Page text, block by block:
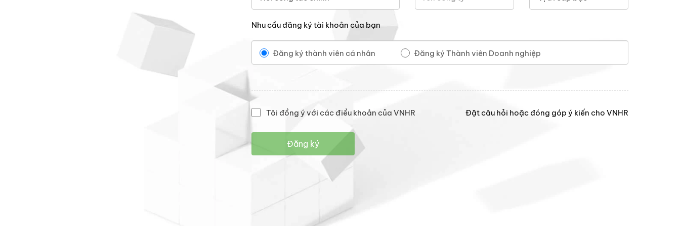
Nhu cầu đăng ký tài khoản của bạn
Đăng ký thành viên cá nhân Đăng ký Thành viên Doanh nghiệp
Tôi đồng ý với các điều khoản của VNHR Đặt câu hỏi hoặc đóng góp ý kiến cho VNHR
Đăng ký